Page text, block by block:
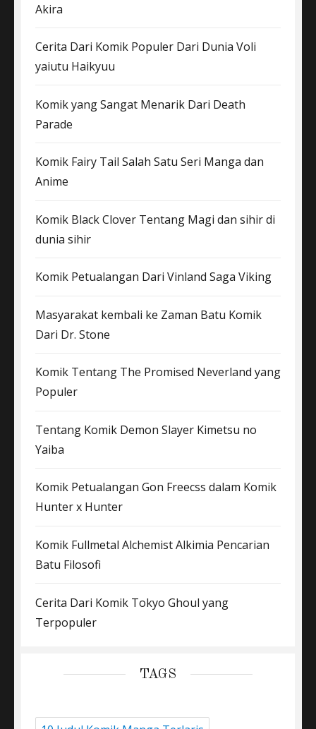
Akira
Cerita Dari Komik Populer Dari Dunia Voli
yaiutu Haikyuu
Komik yang Sangat Menarik Dari Death
Parade
Komik Fairy Tail Salah Satu Seri Manga dan
Anime
Komik Black Clover Tentang Magi dan sihir di
dunia sihir
Komik Petualangan Dari Vinland Saga Viking
Masyarakat kembali ke Zaman Batu Komik
Dari Dr. Stone
Komik Tentang The Promised Neverland yang
Populer
Tentang Komik Demon Slayer Kimetsu no
Yaiba
Komik Petualangan Gon Freecss dalam Komik
Hunter x Hunter
Komik Fullmetal Alchemist Alkimia Pencarian
Batu Filosofi
Cerita Dari Komik Tokyo Ghoul yang
Terpopuler
TAGS